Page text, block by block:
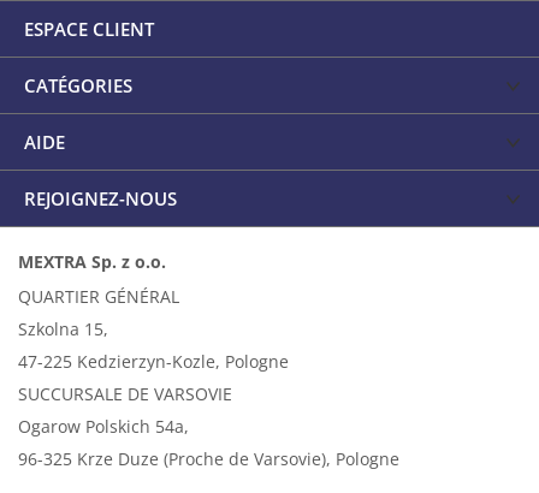
ESPACE CLIENT
CATÉGORIES
AIDE
REJOIGNEZ-NOUS
MEXTRA Sp. z o.o.
QUARTIER GÉNÉRAL
Szkolna 15,
47-225 Kedzierzyn-Kozle, Pologne
SUCCURSALE DE VARSOVIE
Ogarow Polskich 54a,
96-325 Krze Duze (Proche de Varsovie), Pologne